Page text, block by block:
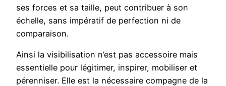
ses forces et sa taille, peut contribuer à son
échelle, sans impératif de perfection ni de
comparaison.
Ainsi la visibilisation n’est pas accessoire mais
essentielle pour légitimer, inspirer, mobiliser et
pérenniser. Elle est la nécessaire compagne de la